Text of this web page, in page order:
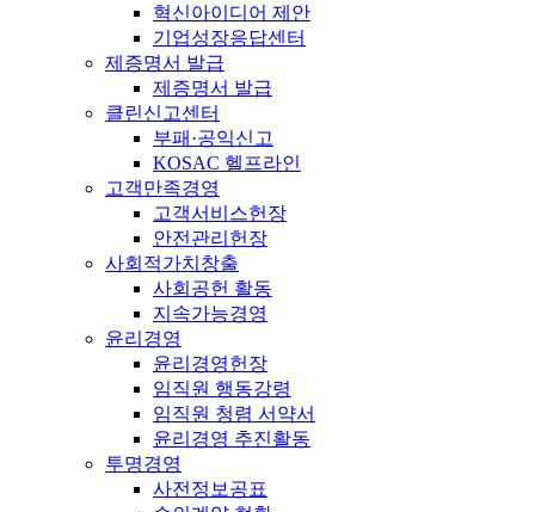
혁신아이디어 제안
기업성장응답센터
제증명서 발급
제증명서 발급
클린신고센터
부패·공익신고
KOSAC 헬프라인
고객만족경영
고객서비스헌장
안전관리헌장
사회적가치창출
사회공헌 활동
지속가능경영
윤리경영
윤리경영헌장
임직원 행동강령
임직원 청렴 서약서
윤리경영 추진활동
투명경영
사전정보공표